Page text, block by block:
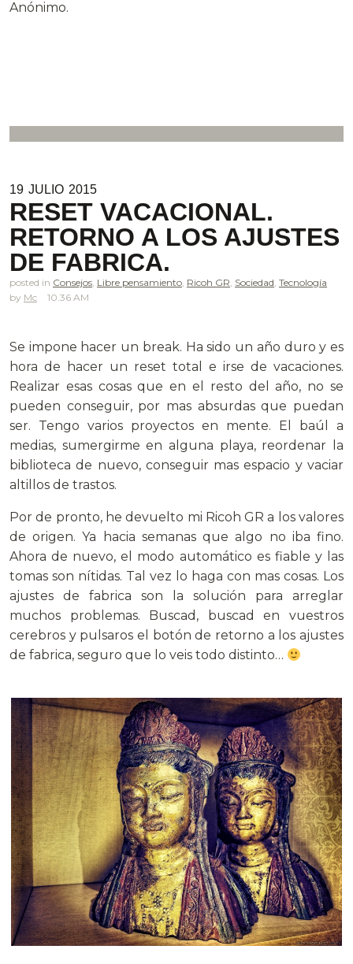
Anónimo.
19 JULIO 2015
RESET VACACIONAL.
RETORNO A LOS AJUSTES
DE FABRICA.
posted in Consejos, Libre pensamiento, Ricoh GR, Sociedad, Tecnología
Mc
10.36 AM
Se impone hacer un break. Ha sido un año duro y es
hora de hacer un reset total e irse de vacaciones.
Realizar esas cosas que en el resto del año, no se
pueden conseguir, por mas absurdas que puedan
ser. Tengo varios proyectos en mente. El baúl a
medias, sumergirme en alguna playa, reordenar la
biblioteca de nuevo, conseguir mas espacio y vaciar
altillos de trastos.
Por de pronto, he devuelto mi Ricoh GR a los valores
de origen. Ya hacia semanas que algo no iba fino.
Ahora de nuevo, el modo automático es fiable y las
tomas son nítidas. Tal vez lo haga con mas cosas. Los
ajustes de fabrica son la solución para arreglar
muchos problemas. Buscad, buscad en vuestros
cerebros y pulsaros el botón de retorno a los ajustes
de fabrica, seguro que lo veis todo distinto…